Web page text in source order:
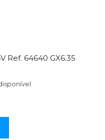
Ref. 64640 GX6.35